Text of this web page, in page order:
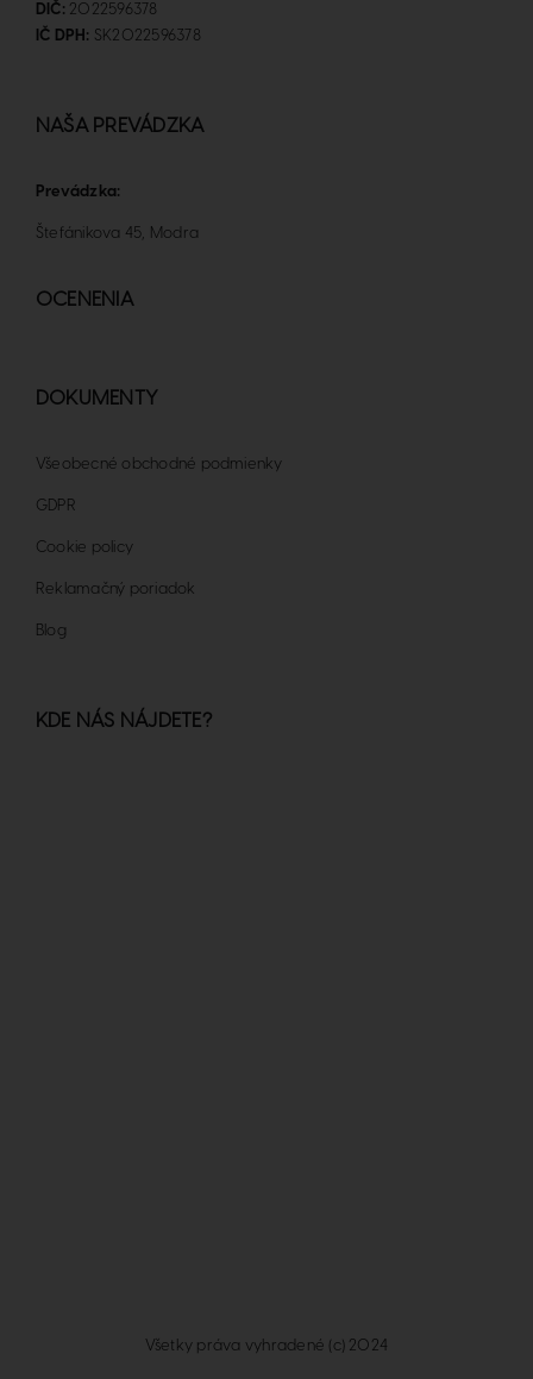
DIČ: 2022596378
IČ DPH: SK2022596378
NAŠA PREVÁDZKA
Prevádzka:
Štefánikova 45, Modra
OCENENIA
DOKUMENTY
Všeobecné obchodné podmienky
GDPR
Cookie policy
Reklamačný poriadok
Blog
KDE NÁS NÁJDETE?
Všetky práva vyhradené (c) 2024